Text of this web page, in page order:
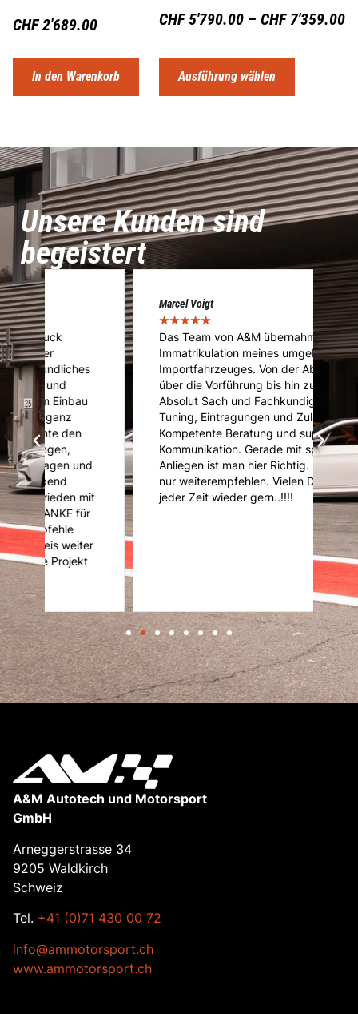
CHF2'689.00
In den Warenkorb
CHF5'790.00 – CHF7'359.00
Ausführung wählen
Unsere Kunden sind
begeistert
Marcel Voigt
Das Team von A&M übernahm die
Immatrikulation meines umgebauten
Importfahrzeuges. Von der Abholung
über die Vorführung bis hin zum Service.
Absolut Sach und Fachkundig im Bereich
Tuning, Eintragungen und Zulassung.
Kompetente Beratung und super
Kommunikation. Gerade mit speziellen
Anliegen ist man hier Richtig. Kann mich
nur weiterempfehlen. Vielen Dank und
jeder Zeit wieder gern..!!!!
★
A&M Autotech und Motorsport
GmbH
Arneggerstrasse 34
9205 Waldkirch
Schweiz
Tel. +41 (0)71 430 00 72
info@ammotorsport.ch
www.ammotorsport.ch